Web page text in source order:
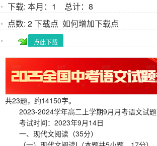
下载: 本月：1 总计：8
点数: 2 下载点 如何增加下载点
点此下载
共23题，约14150字。
2023-2024学年高二上学期9月月考语文试题
考试时间：2023年9月14日
一、现代文阅读（35分）